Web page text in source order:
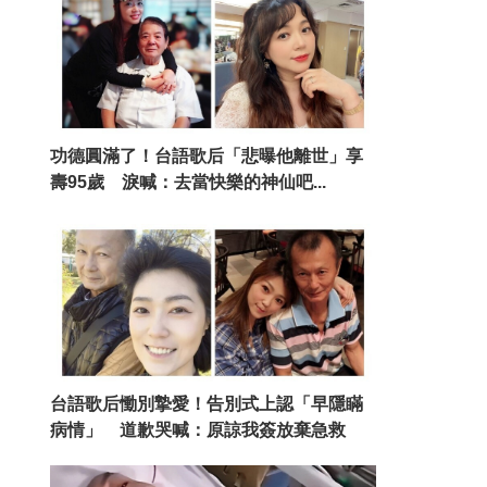
功德圓滿了！台語歌后「悲曝他離世」享
壽95歲 淚喊：去當快樂的神仙吧...
台語歌后慟別摯愛！告別式上認「早隱瞞
病情」 道歉哭喊：原諒我簽放棄急救